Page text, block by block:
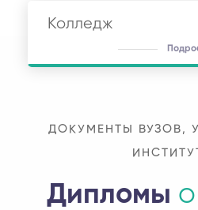
Колледж
ДОКУМЕНТЫ ВУЗОВ,
Дипломы